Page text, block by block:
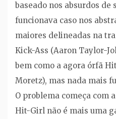
baseado nos absurdos de
funcionava caso nos
maiores delineadas na
Kick-Ass (Aaron Taylor-
bem como a agora órfã
Moretz), mas nada mais
O problema começa com
Hit-Girl não é mais uma